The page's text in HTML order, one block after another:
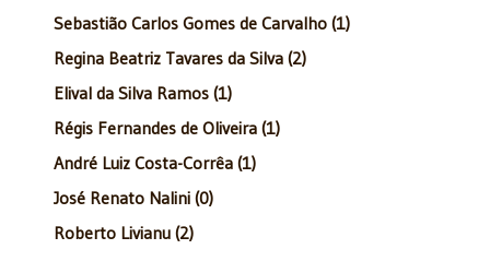
Sebastião Carlos Gomes de Carvalho (1)
Regina Beatriz Tavares da Silva (2)
Elival da Silva Ramos (1)
Régis Fernandes de Oliveira (1)
André Luiz Costa-Corrêa (1)
José Renato Nalini (0)
Roberto Livianu (2)